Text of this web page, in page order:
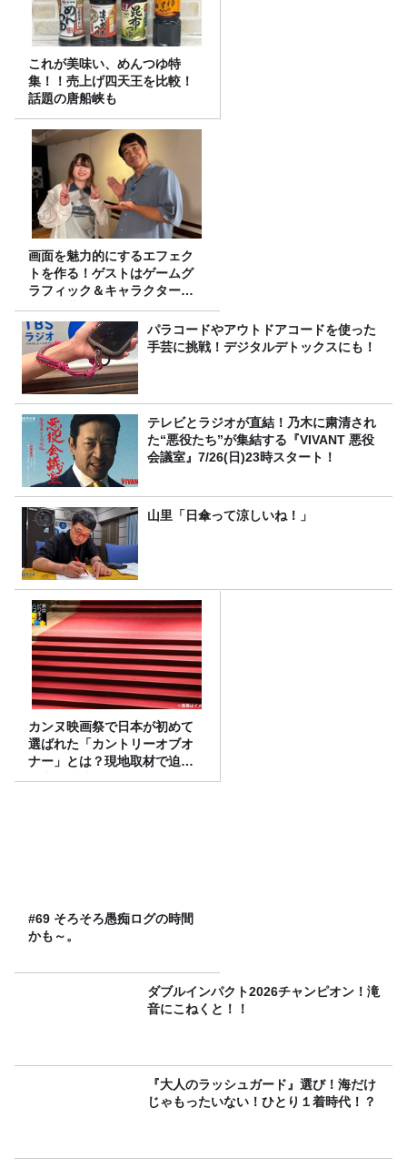
これが美味い、めんつゆ特
集！！売上げ四天王を比較！
話題の唐船峡も
画面を魅力的にするエフェク
トを作る！ゲストはゲームグ
ラフィック＆キャラクター専
攻の遠藤里桜さん！
パラコードやアウトドアコードを使った
手芸に挑戦！デジタルデトックスにも！
テレビとラジオが直結！乃木に粛清され
た“悪役たち”が集結する『VIVANT 悪役
会議室』7/26(日)23時スタート！
山里「日傘って涼しいね！」
カンヌ映画祭で日本が初めて
選ばれた「カントリーオブオ
ナー」とは？現地取材で迫る
選出の意味
#69 そろそろ愚痴ログの時間
かも～。
ダブルインパクト2026チャンピオン！滝
音にこねくと！！
『大人のラッシュガード』選び！海だけ
じゃもったいない！ひとり１着時代！？